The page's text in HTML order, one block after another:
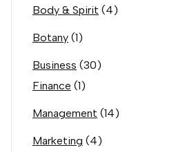
Body & Spirit (4)
Botany (1)
Business (30)
Finance (1)
Management (14)
Marketing (4)